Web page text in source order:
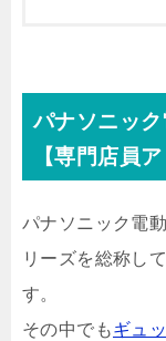
パナソニッ
【専門店員
パナソニック電
リーズを総称し
す。
その中でもギュ